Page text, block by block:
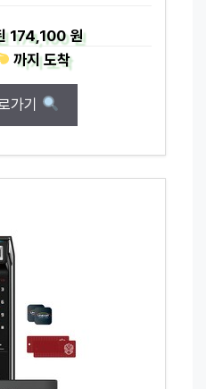
174,100 원
까지도착
가기